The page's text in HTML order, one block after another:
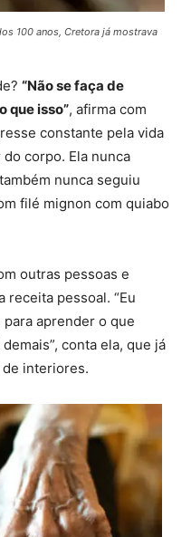
100 anos, Cretora já mostrava
“Não se faça de
que isso”, afirma com
constante pela vida
corpo. Ela nunca
nunca seguiu
filé mignon com quiabo
outras pessoas e
receita pessoal. “Eu
aprender o que
conta ela, que já
interiores.